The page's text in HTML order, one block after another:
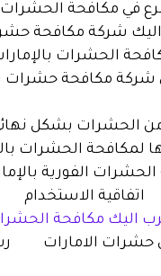
اتفاقية الاستخدام
اليك مكافحة
الامارات